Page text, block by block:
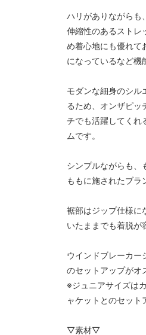
ハリがありながらも
伸縮性のあるストレ
め着心地にも優れて
になっているなど機
モダンな細身のシル
るため、オンザピッ
チでも活躍してくれ
ムです。
シンプルながらも、
ももに施されたブラ
裾部はジップ仕様に
いたままでも着脱が
ウインドブレーカー
のセットアップがオ
※ジュニアサイズは
ャケットとのセット
▽素材▽